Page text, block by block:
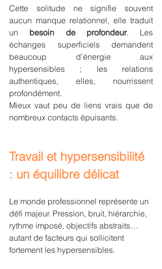
Cette solitude ne signifie souvent
aucun manque relationnel, elle traduit
un besoin de profondeur. Les
échanges superficiels demandent
beaucoup d’énergie aux
hypersensibles ; les relations
authentiques, elles, nourrissent
profondément.
Mieux vaut peu de liens vrais que de
nombreux contacts épuisants.
Travail et hypersensibilité
: un équilibre délicat
Le monde professionnel représente un
défi majeur. Pression, bruit, hiérarchie,
rythme imposé, objectifs abstraits…
autant de facteurs qui sollicitent
fortement les hypersensibles.